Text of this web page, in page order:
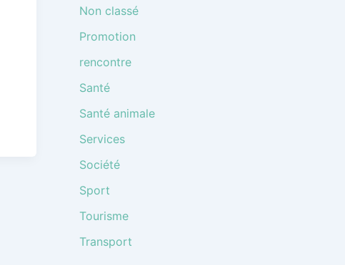
Non classé
Promotion
rencontre
Santé
Santé animale
Services
Société
Sport
Tourisme
Transport